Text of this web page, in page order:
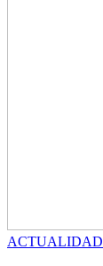
ACTUALIDAD